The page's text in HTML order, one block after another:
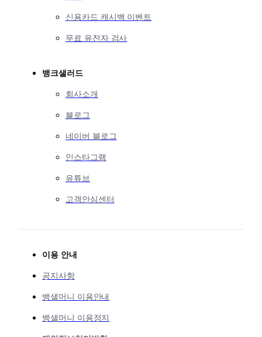
신용카드 캐시백 이벤트
무료 유전자 검사
뱅크샐러드
회사소개
블로그
네이버 블로그
인스타그램
유튜브
고객안심센터
이용 안내
공지사항
뱅샐머니 이용안내
뱅샐머니 이용정지